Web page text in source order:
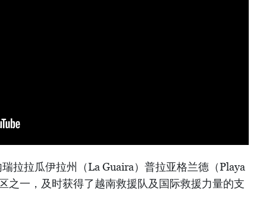
拉拉瓜伊拉州（La Guaira）普拉亚格兰德（Playa
之一，及时获得了越南救援队及国际救援力量的支